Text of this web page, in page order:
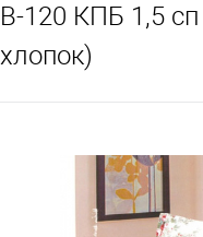
B-120 КПБ 1,5
хлопок)